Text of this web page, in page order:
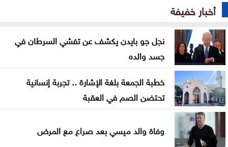
أسماء بنات أجنبية غريبة بمعانٍ مميزة وعصرية
بعد 6 أعوام من الجريمة التي هزّت الأردن .. «فتى
الزرقاء» يرتدي ثوب التخرج
نجل جو بايدن يكشف عن تفشي السرطان في جسد
والده
ندوة تعاين التراث الأردني ضمن البرنامج الثقافي
لمهرجان جرش
أخبار خفيفة
نجل جو بايدن يكشف عن تفشي السرطان في
جسد والده
خطبة الجمعة بلغة الإشارة .. تجربة إنسانية
تحتضن الصم في العقبة
وفاة والد ميسي بعد صراع مع المرض